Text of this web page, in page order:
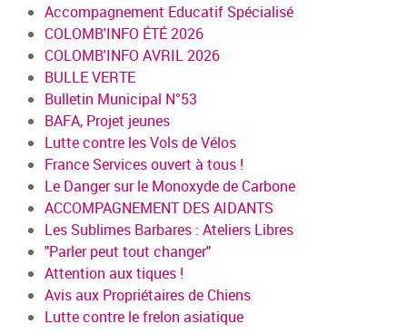
Accompagnement Educatif Spécialisé
COLOMB'INFO ÉTÉ 2026
COLOMB'INFO AVRIL 2026
BULLE VERTE
Bulletin Municipal N°53
BAFA, Projet jeunes
Lutte contre les Vols de Vélos
France Services ouvert à tous !
Le Danger sur le Monoxyde de Carbone
ACCOMPAGNEMENT DES AIDANTS
Les Sublimes Barbares : Ateliers Libres
"Parler peut tout changer"
Attention aux tiques !
Avis aux Propriétaires de Chiens
Lutte contre le frelon asiatique